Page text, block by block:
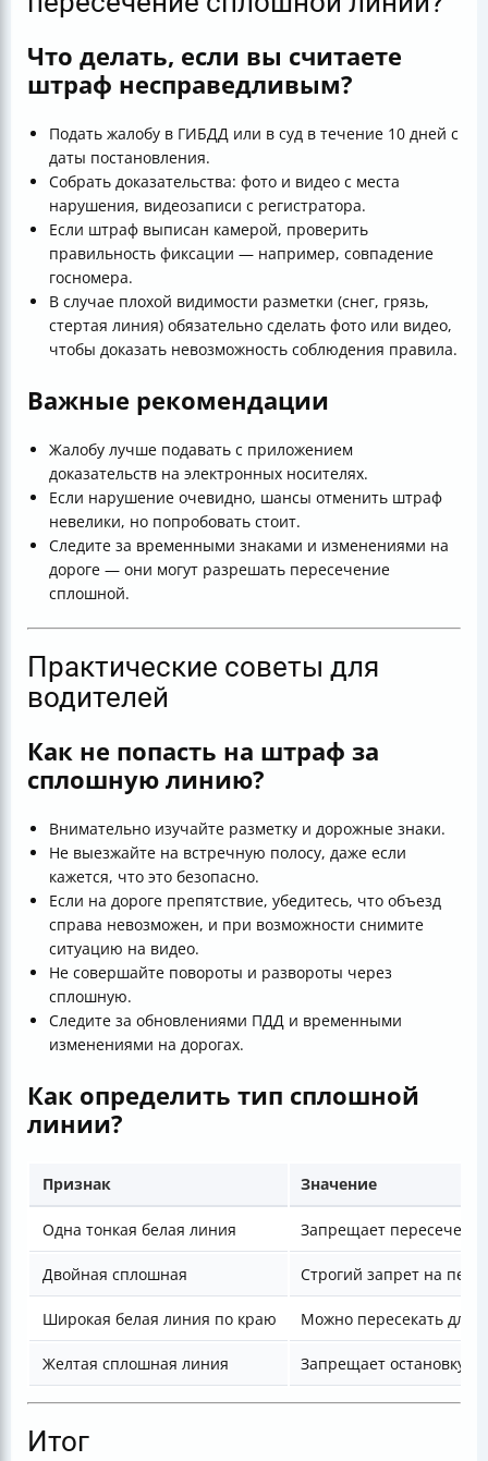
Что делать, если вы считаете
штраф несправедливым?
Подать жалобу в ГИБДД или в суд в течение 10 дней с
даты постановления.
Собрать доказательства: фото и видео с места
нарушения, видеозаписи с регистратора.
Если штраф выписан камерой, проверить
правильность фиксации — например, совпадение
госномера.
В случае плохой видимости разметки (снег, грязь,
стертая линия) обязательно сделать фото или видео,
чтобы доказать невозможность соблюдения правила.
Важные рекомендации
Жалобу лучше подавать с приложением
доказательств на электронных носителях.
Если нарушение очевидно, шансы отменить штраф
невелики, но попробовать стоит.
Следите за временными знаками и изменениями на
дороге — они могут разрешать пересечение
сплошной.
Практические советы для
водителей
Как не попасть на штраф за
сплошную линию?
Внимательно изучайте разметку и дорожные знаки.
Не выезжайте на встречную полосу, даже если
кажется, что это безопасно.
Если на дороге препятствие, убедитесь, что объезд
справа невозможен, и при возможности снимите
ситуацию на видео.
Не совершайте повороты и развороты через
сплошную.
Следите за обновлениями ПДД и временными
изменениями на дорогах.
Как определить тип сплошной
линии?
Признак Значение
Одна тонкая белая линия Запрещает
Двойная сплошная Строгий запрет на
Широкая белая линия по краю Можно пересекать для
Желтая сплошная линия Запрещает остановку и
Итог